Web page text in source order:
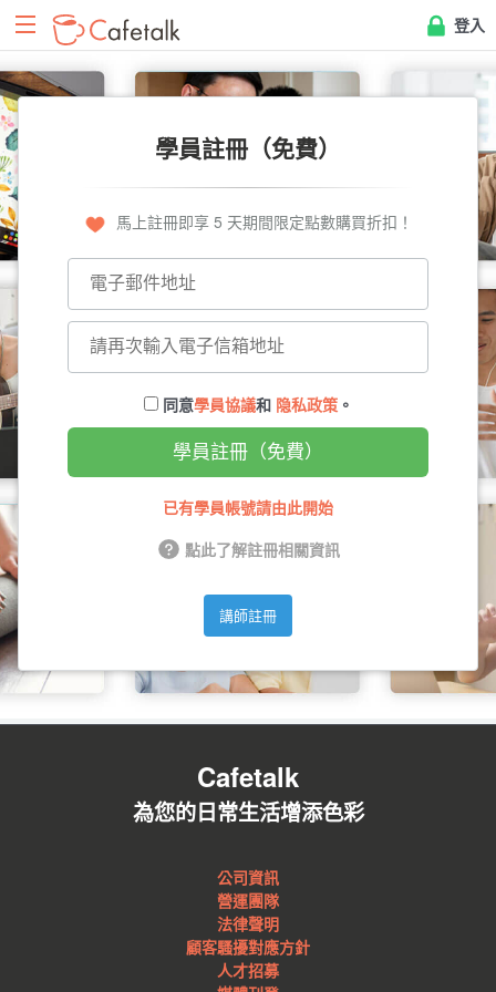
登入
學員註冊（免費）
馬上註冊即享 5 天期間限定點數購買折扣！
同意學員協議和 隐私政策。
學員註冊（免費）
已有學員帳號請由此開始
點此了解註冊相關資訊
講師註冊
Cafetalk
為您的日常生活增添色彩
公司資訊
營運團隊
法律聲明
顧客騷擾對應方針
人才招募